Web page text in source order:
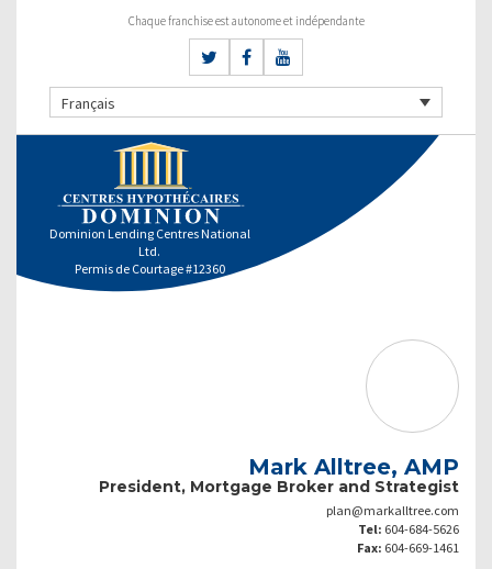
Chaque franchise est autonome et indépendante
Français
Dominion Lending Centres National
Ltd.
Permis de Courtage #12360
Mark Alltree, AMP
President, Mortgage Broker and Strategist
plan@markalltree.com
Tel: 604-684-5626
Fax: 604-669-1461